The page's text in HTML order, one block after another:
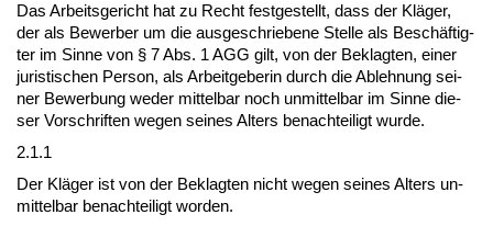
Das Ar­beits­ge­richt hat zu Recht fest­ge­stellt, dass der Kläger,
der als Be­wer­ber um die aus­ge­schrie­be­ne Stel­le als Beschäftig­
ter im Sin­ne von § 7 Abs. 1 AGG gilt, von der Be­klag­ten, ei­ner
ju­ris­ti­schen Per­son, als Ar­beit­ge­be­rin durch die Ab­leh­nung sei­
ner Be­wer­bung we­der mit­tel­bar noch un­mit­tel­bar im Sin­ne die­
ser Vor­schrif­ten we­gen sei­nes Al­ters be­nach­tei­ligt wur­de.
2.1.1
Der Kläger ist von der Be­klag­ten nicht we­gen sei­nes Al­ters un­
mit­tel­bar be­nach­tei­ligt wor­den.